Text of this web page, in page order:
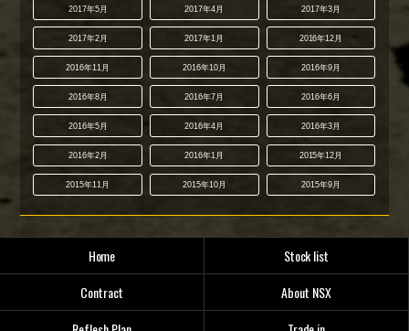
2017年5月 2017年4月 2017年3月
2017年2月 2017年1月 2016年12月
2016年11月 2016年10月 2016年9月
2016年8月 2016年7月 2016年6月
2016年5月 2016年4月 2016年3月
2016年2月 2016年1月 2015年12月
2015年11月 2015年10月 2015年9月
Home
Stock list
Contract
About NSX